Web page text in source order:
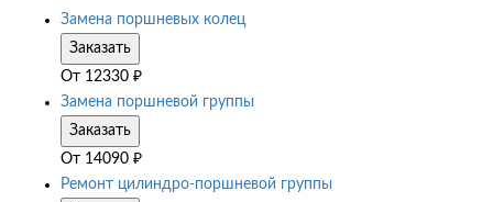
Замена поршневых колец
Заказать
От 12330 ₽
Замена поршневой группы
Заказать
От 14090 ₽
Ремонт цилиндро-поршневой группы